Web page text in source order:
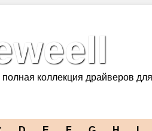
коллекция драйверов